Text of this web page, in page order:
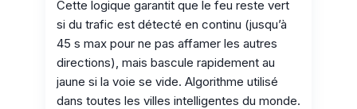
Cette logique garantit que le feu reste vert
si du trafic est détecté en continu (jusqu’à
45 s max pour ne pas affamer les autres
directions), mais bascule rapidement au
jaune si la voie se vide. Algorithme utilisé
dans toutes les villes intelligentes du monde.